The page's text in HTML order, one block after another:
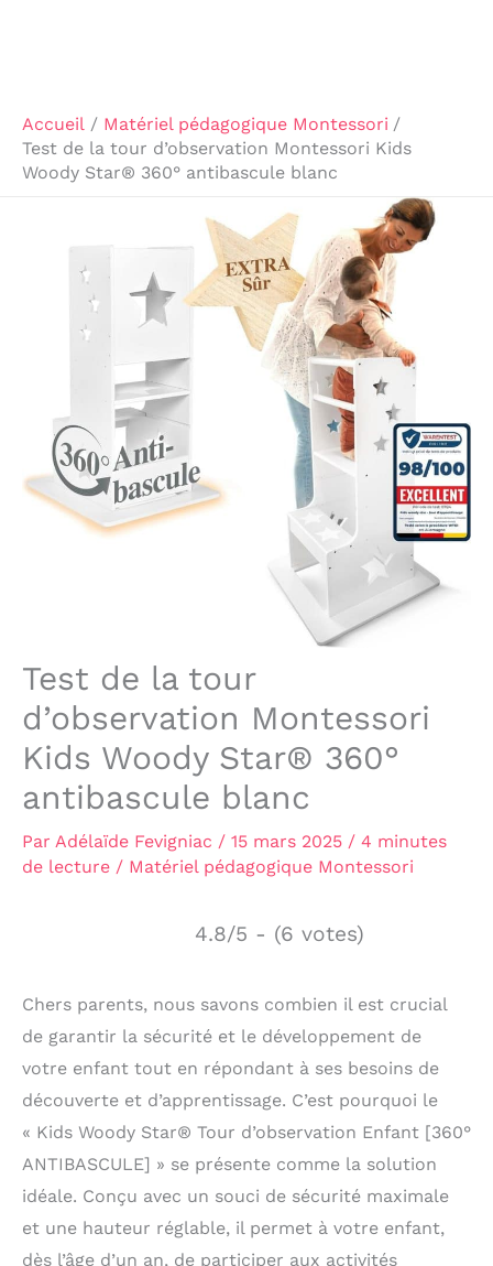
Accueil
Matériel pédagogique Montessori
Test de la tour d’observation Montessori Kids
Woody Star® 360° antibascule blanc
Test de la tour
d’observation Montessori
Kids Woody Star® 360°
antibascule blanc
Par Adélaïde Fevigniac / 15 mars 2025 / 4 minutes
de lecture / Matériel pédagogique Montessori
4.8/5 - (6 votes)
Chers parents, nous savons combien il est crucial
de garantir la sécurité et le développement de
votre enfant tout en répondant à ses besoins de
découverte et d’apprentissage. C’est pourquoi le
« Kids Woody Star® Tour d’observation Enfant [360°
ANTIBASCULE] » se présente comme la solution
idéale. Conçu avec un souci de sécurité maximale
et une hauteur réglable, il permet à votre enfant,
dès l’âge d’un an, de participer aux activités